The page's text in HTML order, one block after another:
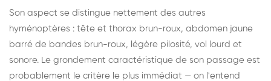
Son aspect se distingue nettement des autres
hyménoptères : tête et thorax brun-roux, abdomen jaune
barré de bandes brun-roux, légère pilosité, vol lourd et
sonore. Le grondement caractéristique de son passage est
probablement le critère le plus immédiat — on l'entend